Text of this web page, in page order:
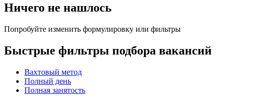
Ничего не нашлось
Попробуйте изменить формулировку или фильтры
Быстрые фильтры подбора вакансий
Вахтовый метод
Полный день
Полная занятость